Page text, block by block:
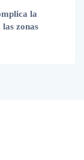
la
zonas